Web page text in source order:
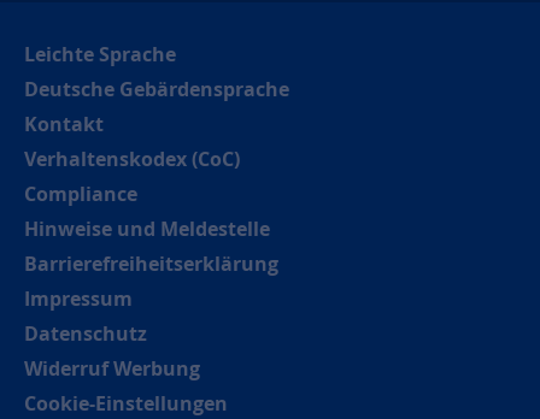
Leichte Sprache
Deutsche Gebärdensprache
Kontakt
Verhaltenskodex (CoC)
Compliance
Hinweise und Meldestelle
Barrierefreiheitserklärung
Impressum
Datenschutz
Widerruf Werbung
Cookie-Einstellungen